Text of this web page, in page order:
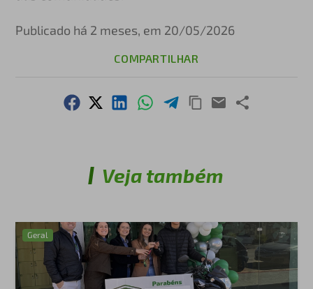
Publicado há 2 meses, em 20/05/2026
COMPARTILHAR
Veja também
Geral